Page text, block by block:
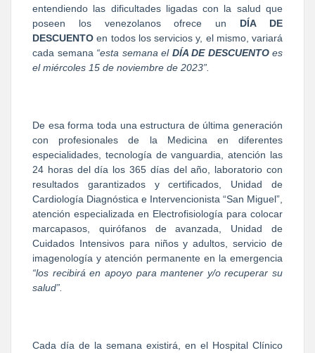
entendiendo las dificultades ligadas con la salud que
poseen los venezolanos ofrece un DÍA DE
DESCUENTO en todos los servicios y, el mismo, variará
cada semana “esta semana el DÍA DE DESCUENTOes
el miércoles 15 de noviembre de 2023”.
De esa forma toda una estructura de última generación
con profesionales de la Medicina en diferentes
especialidades, tecnología de vanguardia, atención las
24 horas del día los 365 días del año, laboratorio con
resultados garantizados y certificados, Unidad de
Cardiología Diagnóstica e Intervencionista “San Miguel”,
atención especializada en Electrofisiología para colocar
marcapasos, quirófanos de avanzada, Unidad de
Cuidados Intensivos para niños y adultos, servicio de
imagenología y atención permanente en la emergencia
“los recibirá en apoyo para mantener y/o recuperar su
salud”.
Cada día de la semana existirá, en el Hospital Clínico